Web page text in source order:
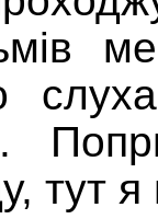
тут я